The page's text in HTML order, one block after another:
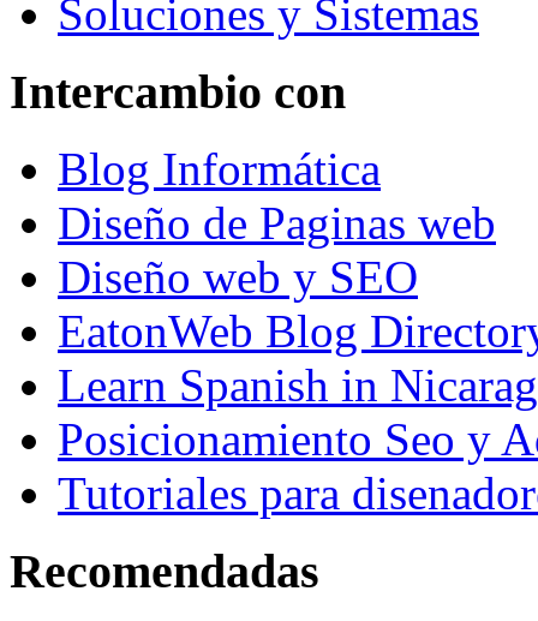
Soluciones y Sistemas
Intercambio con
Blog Informática
Diseño de Paginas web
Diseño web y SEO
EatonWeb Blog
Learn Spanish in
Posicionamiento Seo y
Tutoriales para
Recomendadas